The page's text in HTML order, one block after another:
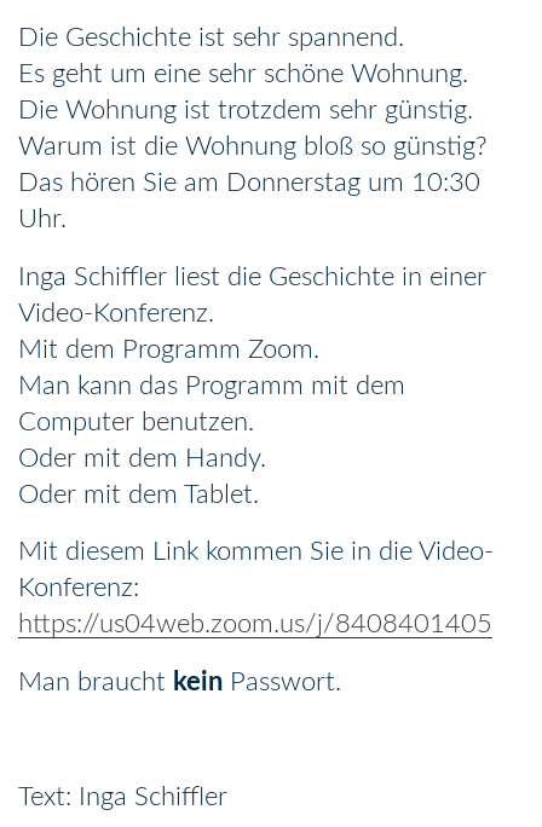
Die Geschichte ist sehr spannend.
Es geht um eine sehr schöne Wohnung.
Die Wohnung ist trotzdem sehr günstig.
Warum ist die Wohnung bloß so günstig?
Das hören Sie am Donnerstag um 10:30
Uhr.
Inga Schiffler liest die Geschichte in einer
Video-Konferenz.
Mit dem Programm Zoom.
Man kann das Programm mit dem
Computer benutzen.
Oder mit dem Handy.
Oder mit dem Tablet.
Mit diesem Link kommen Sie in die Video-
Konferenz:
https://us04web.zoom.us/j/8408401405
Man braucht kein Passwort.
Text: Inga Schiffler